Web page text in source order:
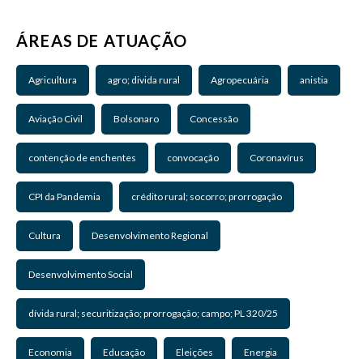
ÁREAS DE ATUAÇÃO
Agricultura agro; divida rural Agropecuária anistia
Aviação Civil Bolsonaro Concessão
contenção de enchentes convocação Coronavírus
CPI da Pandemia crédito rural; socorro; prorrogação
Cultura Desenvolvimento Regional
Desenvolvimento Social
dívida rural; securitização; prorrogação; campo; PL 320/25
Economia Educação Eleições Energia